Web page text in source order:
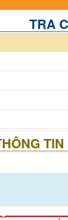
TRA